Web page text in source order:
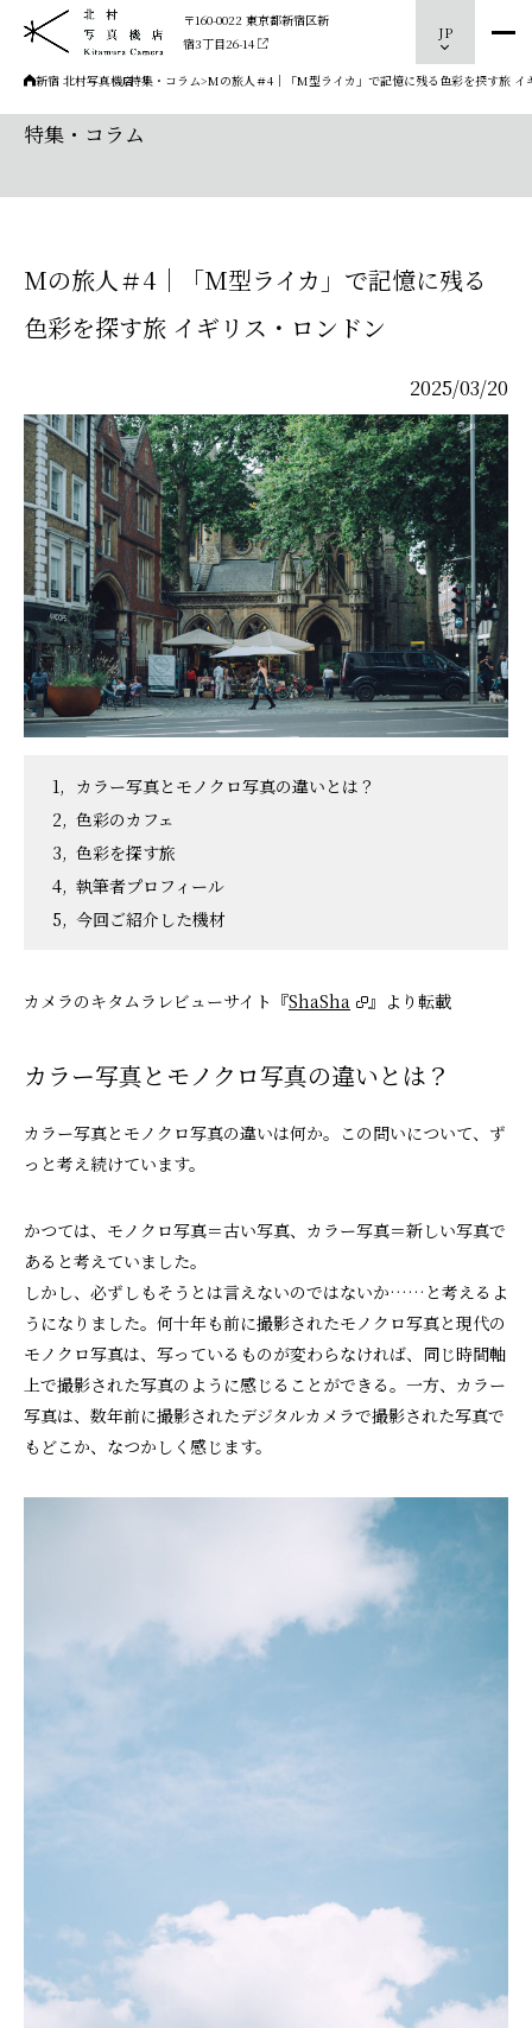
〒160-0022 東京都新宿区新
宿3丁目26-14
JP
新宿 北村写真機店
>特集・コラム>Mの旅人＃4｜「M型ライカ」で記憶に残る色彩を探す旅 イ
特集・コラム
Mの旅人＃4｜「M型ライカ」で記憶に残る
色彩を探す旅 イギリス・ロンドン
2025/03/20
カラー写真とモノクロ写真の違いとは？
色彩のカフェ
色彩を探す旅
執筆者プロフィール
今回ご紹介した機材
カメラのキタムラレビューサイト『ShaSha 』より転載
カラー写真とモノクロ写真の違いとは？
カラー写真とモノクロ写真の違いは何か。この問いについて、ず
っと考え続けています。
かつては、モノクロ写真＝古い写真、カラー写真＝新しい写真で
あると考えていました。
しかし、必ずしもそうとは言えないのではないか……と考えるよ
うになりました。何十年も前に撮影されたモノクロ写真と現代の
モノクロ写真は、写っているものが変わらなければ、同じ時間軸
上で撮影された写真のように感じることができる。一方、カラー
写真は、数年前に撮影されたデジタルカメラで撮影された写真で
もどこか、なつかしく感じます。